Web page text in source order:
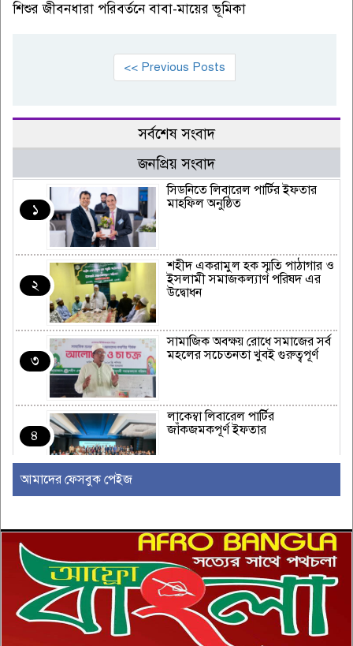
শিশুর জীবনধারা পরিবর্তনে বাবা-মায়ের ভূমিকা
<< Previous Posts
সর্বশেষ সংবাদ
জনপ্রিয় সংবাদ
১
সিডনিতে লিবারেল পার্টির ইফতার
মাহফিল অনুষ্ঠিত
২
শহীদ একরামুল হক স্মৃতি পাঠাগার ও
ইসলামী সমাজকল্যাণ পরিষদ এর
উদ্বোধন
৩
সামাজিক অবক্ষয় রোধে সমাজের সর্ব
মহলের সচেতনতা খুবই গুরুত্বপূর্ণ
৪
লাকেম্বা লিবারেল পার্টির
জাঁকজমকপূর্ণ ইফতার
অস্ট্রেলিয়ার রিয়েল এস্টেট এবং
৬
ইউরোপীয় ইউনিয়নভুক্ত রাষ্ট্রদূতদের
সঙ্গে জামায়াতে আমিরের বৈঠক
আমাদের ফেসবুক পেইজ